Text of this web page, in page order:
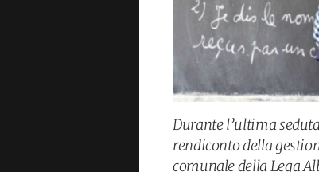
Durante l’ultima
rendiconto della
comunale della Lega